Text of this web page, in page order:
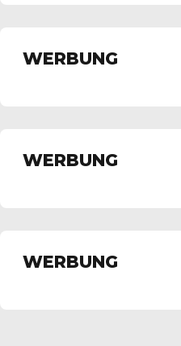
WERBUNG
WERBUNG
WERBUNG